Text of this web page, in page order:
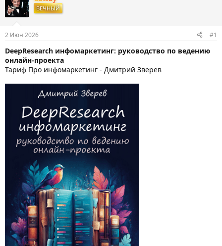
о
р
т
е
м
ы
а
н
а
л
а
ВЕЧНЫЙ
2 Июн 2026 #1
DeepResearch инфомаркетинг: руководство по ведению
онлайн-проекта
Тариф Про инфомаркетинг - Дмитрий Зверев